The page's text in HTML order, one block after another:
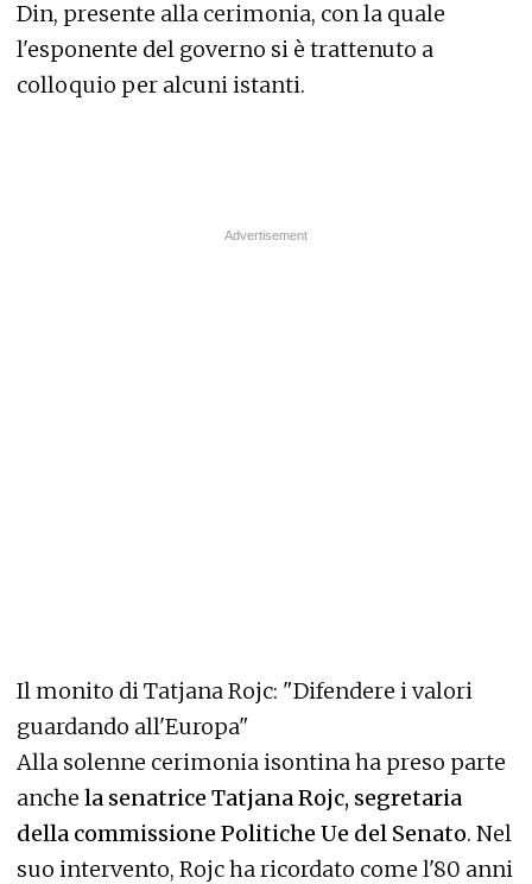
Din, presente alla cerimonia, con la quale
l'esponente del governo si è trattenuto a
colloquio per alcuni istanti.
Il monito di Tatjana Rojc: "Difendere i valori
guardando all'Europa"
Alla solenne cerimonia isontina ha preso parte
anche la senatrice Tatjana Rojc, segretaria
della commissione Politiche Ue del Senato. Nel
suo intervento, Rojc ha ricordato come l'80 anni